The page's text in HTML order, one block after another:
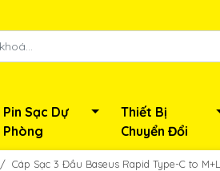
Pin Sạc Dự
Phòng
Thiết Bị
Chuyển Đổi
/ Cáp Sạc 3 Đầu Baseus Rapid Type-C to